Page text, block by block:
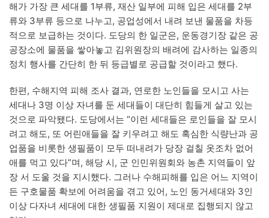
해가 가장 큰 세대를 1부류, 재산 일부에 피해 입은 세대를 2부
류와 3부류 등으로 나누고, 공업성에서 내려 보낸 물품을 차등
적으로 보급하는 것이다. 도당의 한 일군은, 운동경기장 같은 공
공장소에 물품을 쌓아놓고 김위원장의 배려에 감사하는 일종의
정치 행사를 간단히 한 뒤 등급별로 공급할 것이라고 했다.
한편, 수해지역 피해 조사 결과, 연로한 노인들을 모시고 사는
세대나 3명 이상 자녀를 둔 세대들이 대단히 힘들게 살고 있는
것으로 파악됐다. 도당에서는 “이런 세대들은 로인들을 잘 모시
려고 해도, 또 어린애들을 잘 키우려고 해도 혹심한 식량난과 공
업품을 비롯한 생필품이 모두 떠내려가 당장 걸칠 옷조차 없어
애를 먹고 있다”며, 해당 시, 군 인민위원회와 농촌 지역들이 앞
장 서 도울 것을 지시했다. 그러나 수해피해를 입은 어느 지역이
든 구호물품 확보에 어려움을 겪고 있어, 노인 동거세대와 3인
이상 다자녀 세대에 대한 생필품 지원이 제대로 집행되지 않고